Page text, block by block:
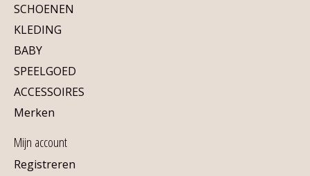
SCHOENEN
KLEDING
BABY
SPEELGOED
ACCESSOIRES
Merken
Mijn account
Registreren